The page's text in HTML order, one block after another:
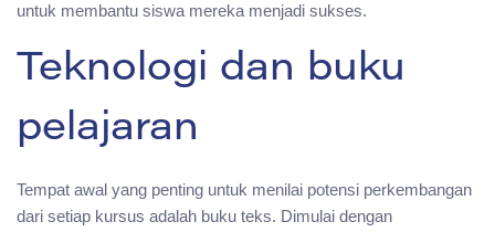
untuk membantu siswa mereka menjadi sukses.
Teknologi dan buku
pelajaran
Tempat awal yang penting untuk menilai potensi perkembangan
dari setiap kursus adalah buku teks. Dimulai dengan